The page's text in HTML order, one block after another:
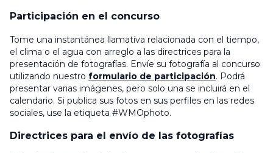
Participación en el concurso
Tome una instantánea llamativa relacionada con el tiempo,
el clima o el agua con arreglo a las directrices para la
presentación de fotografías. Envíe su fotografía al concurso
utilizando nuestro formulario de participación. Podrá
presentar varias imágenes, pero solo una se incluirá en el
calendario. Si publica sus fotos en sus perfiles en las redes
sociales, use la etiqueta #WMOphoto.
Directrices para el envío de las fotografías